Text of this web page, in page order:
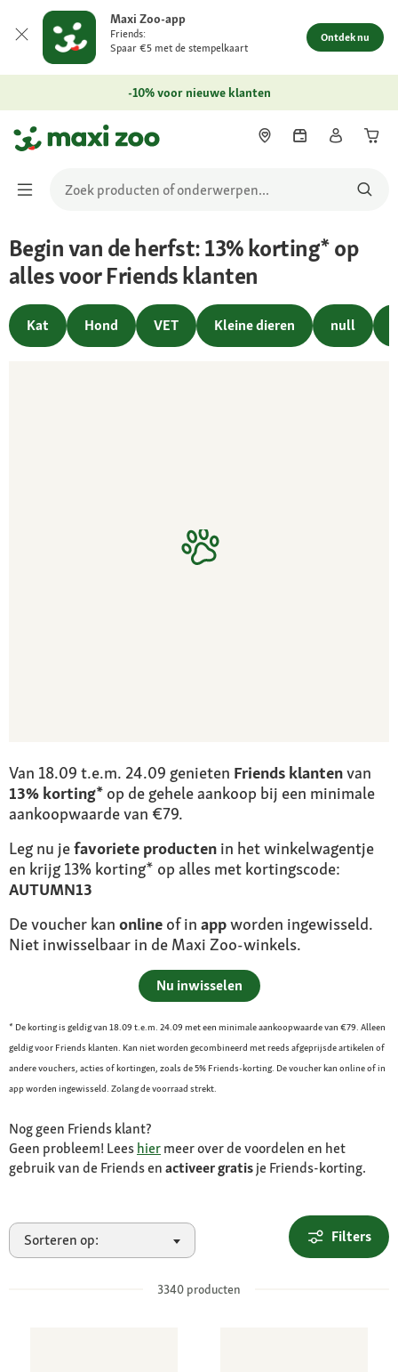
Maxi Zoo-app
Friends:
Spaar €5 met de stempelkaart
Ontdek nu
-10% voor nieuwe klanten
Begin van de herfst: 13% korting* op
alles voor Friends klanten
Kat Hond VET Kleine dieren null
Van 18.09 t.e.m. 24.09 genieten Friends klantenvan
13% korting* op de gehele aankoop bij een minimale
aankoopwaarde van €79.
Leg nu jefavoriete producten in het winkelwagentje
en krijg 13% korting* op alles met kortingscode:
AUTUMN13
De voucher kan online of in appworden ingewisseld.
Niet inwisselbaar in de Maxi Zoo-winkels.
Nu inwisselen
* De korting is geldig van 18.09 t.e.m. 24.09 met een minimale aankoopwaarde van €79. Alleen
geldig voor Friends klanten. Kan niet worden gecombineerd met reeds afgeprijsde artikelen of
andere vouchers, acties of kortingen, zoals de 5% Friends-korting. De voucher kan online of in
app worden ingewisseld. Zolang de voorraad strekt.
Nog geen Friends klant?
Geen probleem! Leeshiermeer over de voordelen en het
gebruik van de Friends enactiveer gratisje Friends-korting.
Sorteren op: Filters
3340 producten